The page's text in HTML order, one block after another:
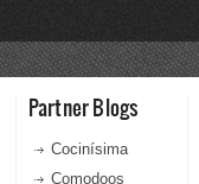
Partner Blogs
Cocinísima
Comodoos